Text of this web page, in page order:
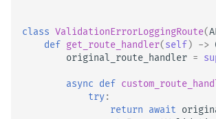
class ValidationErrorLoggingRoute(
def get_route_handler(self ) ->
original_route_handler =
async def
try:
return await